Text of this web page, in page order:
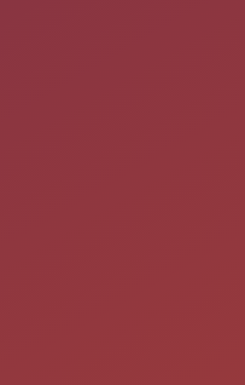
récupérer avec le
vaisseau sur les
viennent à manquer.
une onde bleue
de
sera conservée ou
que vous